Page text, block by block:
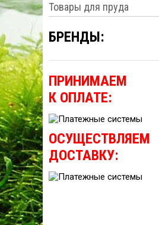
Товары для пруда
БРЕНДЫ:
ПРИНИМАЕМ
К ОПЛАТЕ:
ОСУЩЕСТВЛЯЕМ
ДОСТАВКУ: